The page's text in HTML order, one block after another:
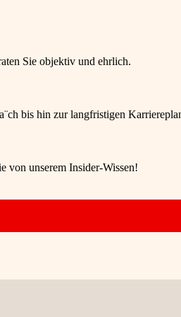
Sie objektiv und ehrlich.
bis hin zur langfristigen
von unserem Insider-Wissen!